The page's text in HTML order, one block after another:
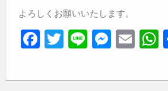
よろしくお願いいたします。
F
a
c
T
wi
tt
Li
n
e
M
e
ss
E
m
ail